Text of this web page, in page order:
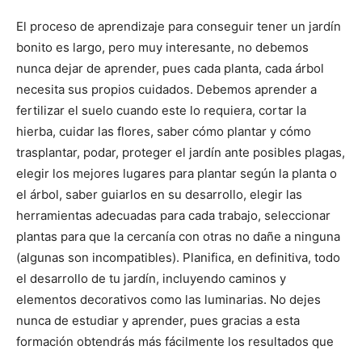
El proceso de aprendizaje para conseguir tener un jardín
bonito es largo, pero muy interesante, no debemos
nunca dejar de aprender, pues cada planta, cada árbol
necesita sus propios cuidados. Debemos aprender a
fertilizar el suelo cuando este lo requiera, cortar la
hierba, cuidar las flores, saber cómo plantar y cómo
trasplantar, podar, proteger el jardín ante posibles plagas,
elegir los mejores lugares para plantar según la planta o
el árbol, saber guiarlos en su desarrollo, elegir las
herramientas adecuadas para cada trabajo, seleccionar
plantas para que la cercanía con otras no dañe a ninguna
(algunas son incompatibles). Planifica, en definitiva, todo
el desarrollo de tu jardín, incluyendo caminos y
elementos decorativos como las luminarias. No dejes
nunca de estudiar y aprender, pues gracias a esta
formación obtendrás más fácilmente los resultados que